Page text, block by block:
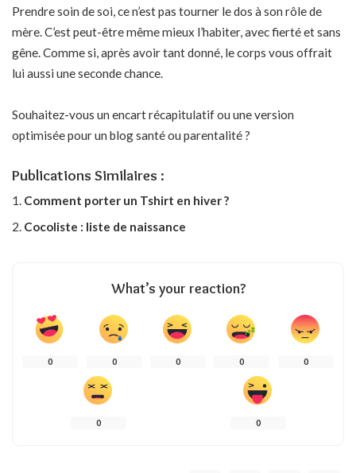
Prendre soin de soi, ce n’est pas tourner le dos à son rôle de
mère. C’est peut-être même mieux l’habiter, avec fierté et sans
gêne. Comme si, après avoir tant donné, le corps vous offrait
lui aussi une seconde chance.
Souhaitez-vous un encart récapitulatif ou une version
optimisée pour un blog santé ou parentalité ?
Publications Similaires :
Comment porter un Tshirt en hiver ?
Cocoliste : liste de naissance
What’s your reaction?
0 0 0 0 0
0 0